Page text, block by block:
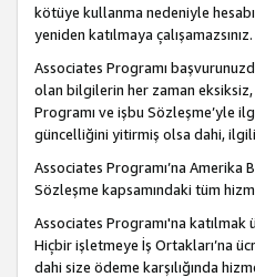
kötüye kullanma nedeniyle
yeniden katılmaya
Associates Programı
olan bilgilerin her zaman eksiksiz,
Programı ve işbu Sözleşme’yle
güncelliğini yitirmiş olsa dahi, ilgili
Associates Programı’na
Sözleşme kapsamındaki tüm
Associates Programı'na katılmak
Hiçbir işletmeye İş Ortakları’na
dahi size ödeme karşılığında